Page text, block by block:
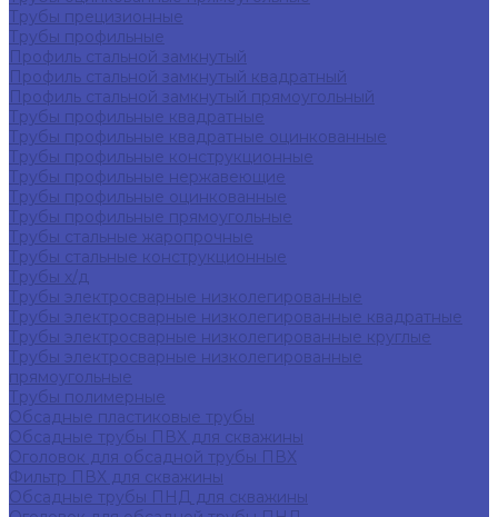
Трубы прецизионные
Трубы профильные
Профиль стальной замкнутый
Профиль стальной замкнутый квадратный
Профиль стальной замкнутый прямоугольный
Трубы профильные квадратные
Трубы профильные квадратные оцинкованные
Трубы профильные конструкционные
Трубы профильные нержавеющие
Трубы профильные оцинкованные
Трубы профильные прямоугольные
Трубы стальные жаропрочные
Трубы стальные конструкционные
Трубы х/д
Трубы электросварные низколегированные
Трубы электросварные низколегированные квадратные
Трубы электросварные низколегированные круглые
Трубы электросварные низколегированные
прямоугольные
Трубы полимерные
Обсадные пластиковые трубы
Обсадные трубы ПВХ для скважины
Оголовок для обсадной трубы ПВХ
Фильтр ПВХ для скважины
Обсадные трубы ПНД для скважины